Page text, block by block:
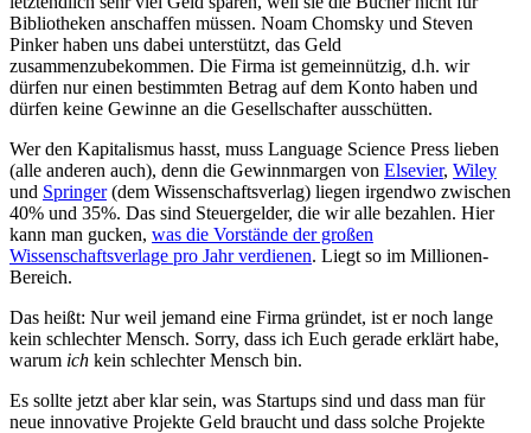
Bibliotheken anschaffen müssen. Noam Chomsky und Steven
Pinker haben uns dabei unterstützt, das Geld
zusammenzubekommen. Die Firma ist gemeinnützig, d.h. wir
dürfen nur einen bestimmten Betrag auf dem Konto haben und
dürfen keine Gewinne an die Gesellschafter ausschütten.
Wer den Kapitalismus hasst, muss Language Science Press lieben
(alle anderen auch), denn die Gewinnmargen von Elsevier, Wiley
und Springer(dem Wissenschaftsverlag) liegen irgendwo zwischen
40% und 35%. Das sind Steuergelder, die wir alle bezahlen. Hier
kann man gucken, was die Vorstände der großen
Wissenschaftsverlage pro Jahr verdienen. Liegt so im Millionen-
Bereich.
Das heißt: Nur weil jemand eine Firma gründet, ist er noch lange
kein schlechter Mensch. Sorry, dass ich Euch gerade erklärt habe,
warum ich kein schlechter Mensch bin.
Es sollte jetzt aber klar sein, was Startups sind und dass man für
neue innovative Projekte Geld braucht und dass solche Projekte